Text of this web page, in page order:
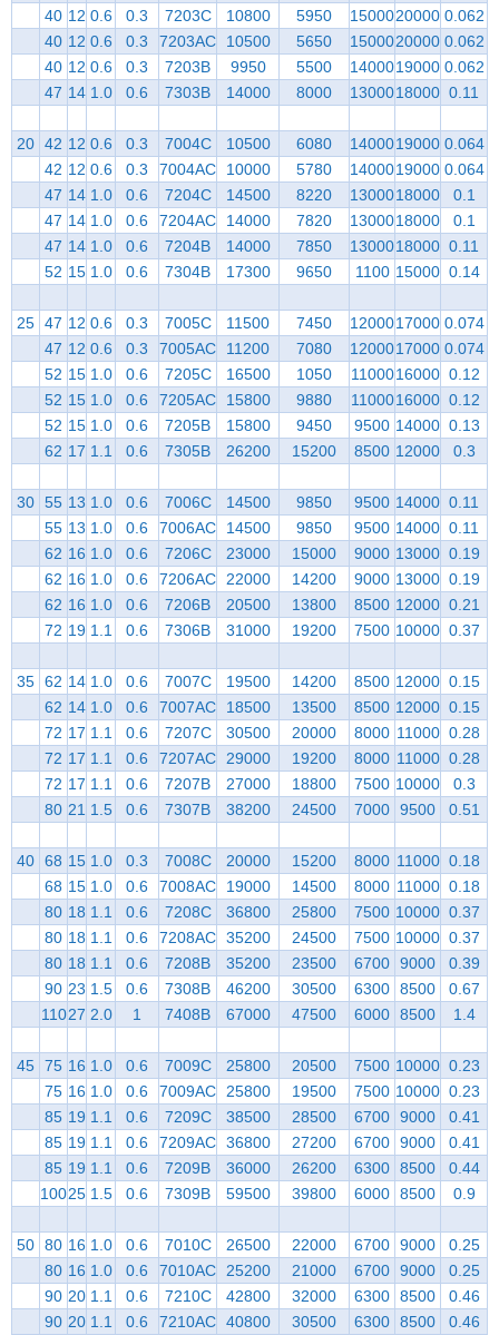
40 12 0.6 0.3 7203C 10800 5950 1500020000 0.062
40 12 0.6 0.3 7203AC 10500 5650 1500020000 0.062
40 12 0.6 0.3 7203B 9950 5500 1400019000 0.062
47 14 1.0 0.6 7303B 14000 8000 1300018000 0.11
20 42 12 0.6 0.3 7004C 10500 6080 1400019000 0.064
42 12 0.6 0.3 7004AC 10000 5780 1400019000 0.064
47 14 1.0 0.6 7204C 14500 8220 1300018000
0.1
47 14 1.0 0.6 7204AC 14000 7820 1300018000
0.1
47 14 1.0 0.6 7204B 14000 7850 1300018000 0.11
52 15 1.0 0.6 7304B 17300 9650 1100 15000 0.14
25 47 12 0.6 0.3 7005C 11500 7450 1200017000 0.074
47 12 0.6 0.3 7005AC 11200 7080 1200017000 0.074
52 15 1.0 0.6 7205C 16500 1050 1100016000 0.12
52 15 1.0 0.6 7205AC 15800 9880 1100016000 0.12
52 15 1.0 0.6 7205B 15800 9450 9500 14000 0.13
62 17 1.1 0.6 7305B 26200 15200 8500 12000 0.3
30 55 13 1.0 0.6 7006C 14500 9850 9500 14000 0.11
55 13 1.0 0.6 7006AC 14500 9850 9500 14000 0.11
62 16 1.0 0.6 7206C 23000 15000 9000 13000 0.19
62 16 1.0 0.6 7206AC 22000 14200 9000 13000 0.19
62 16 1.0 0.6 7206B 20500 13800 8500 12000 0.21
72 19 1.1 0.6 7306B 31000 19200 7500 10000 0.37
35 62 14 1.0 0.6 7007C 19500 14200 8500 12000 0.15
62 14 1.0 0.6 7007AC 18500 13500 8500 12000 0.15
72 17 1.1 0.6 7207C 30500 20000 8000 11000 0.28
72 17 1.1 0.6 7207AC 29000 19200 8000 11000 0.28
72 17 1.1 0.6 7207B 27000 18800 7500 10000
0.3
80 21 1.5 0.6 7307B 38200 24500 7000 9500 0.51
40 68 15 1.0 0.3 7008C 20000 15200 8000 11000 0.18
68 15 1.0 0.6 7008AC 19000 14500 8000 11000 0.18
80 18 1.1 0.6 7208C 36800 25800 7500 10000 0.37
80 18 1.1 0.6 7208AC 35200 24500 7500 10000 0.37
80 18 1.1 0.6 7208B 35200 23500 6700 9000
0.39
90 23 1.5 0.6 7308B 46200 30500 6300 8500
0.67
11027 2.0 1 7408B 67000 47500 6000 8500 1.4
45 75 16 1.0 0.6 7009C 25800 20500 7500 10000 0.23
75 16 1.0 0.6 7009AC 25800 19500 7500 10000 0.23
85 19 1.1 0.6 7209C 38500 28500 6700 9000
0.41
85 19 1.1 0.6 7209AC 36800 27200 6700 9000
0.41
85 19 1.1 0.6 7209B 36000 26200 6300 8500
0.44
10025 1.5 0.6 7309B 59500 39800 6000 8500 0.9
50 80 16 1.0 0.6 7010C 26500 22000 6700 9000
0.25
80 16 1.0 0.6 7010AC 25200 21000 6700 9000
0.25
90 20 1.1 0.6 7210C 42800 32000 6300 8500
0.46
90 20 1.1 0.6 7210AC 40800 30500 6300 8500 0.46